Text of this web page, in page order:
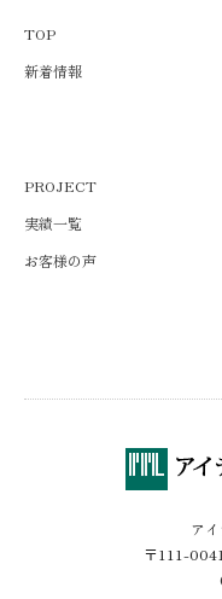
TOP
新着情報
PROJECT
実績一覧
お客様の声
ア
〒111-